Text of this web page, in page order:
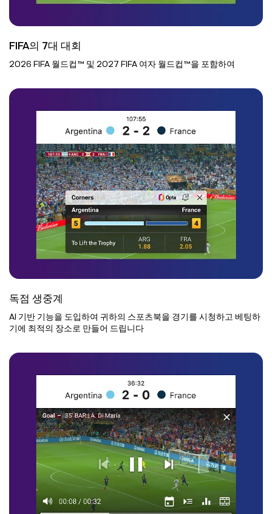
FIFA의 7대 대회
2026 FIFA 월드컵™ 및 2027 FIFA 여자 월드컵™을 포함하여
독점 생중계
AI 기반 기능을 도입하여 귀하의 스포츠북을 경기를 시청하고 베팅하
기에 최적의 장소로 만들어 드립니다